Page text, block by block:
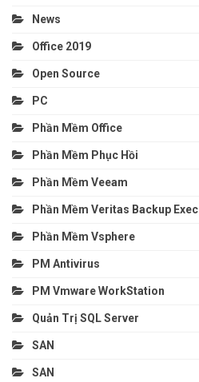
News
Office 2019
Open Source
PC
Phần Mềm Office
Phần Mềm Phục Hồi
Phần Mềm Veeam
Phần Mềm Veritas Backup Exec
Phần Mềm Vsphere
PM Antivirus
PM Vmware WorkStation
Quản Trị SQL Server
SAN
SAN